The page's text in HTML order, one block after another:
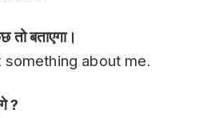
तो बताएगा।
about me.
?